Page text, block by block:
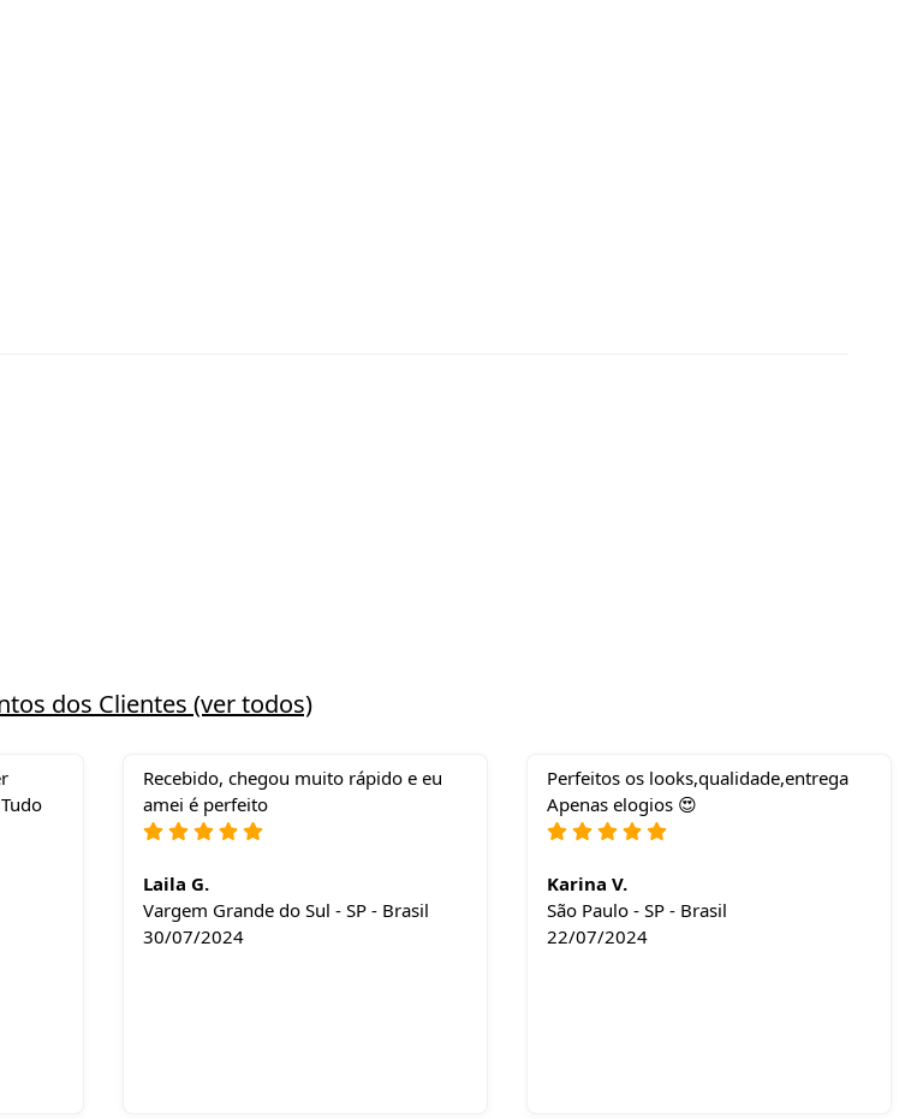
dos Clientes (ver todos)
Recebido, chegou muito rápido e eu
amei é perfeito
Laila G.
Vargem Grande do Sul - SP - Brasil
30/07/2024
Perfeitos os looks,qualidade,entrega
Apenas elogios 😍
Karina V.
São Paulo - SP - Brasil
22/07/2024